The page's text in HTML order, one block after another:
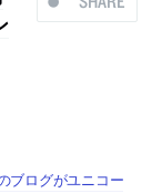
ブログがユニコー